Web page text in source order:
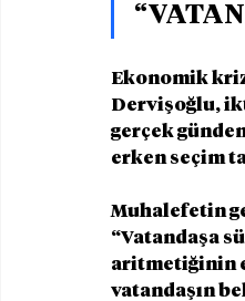
Ekonomik
Dervişoğlu,
gerçek
erken seçim
Muhalefetin
“Vatandaşa
aritmetiğinin
vatandaşın